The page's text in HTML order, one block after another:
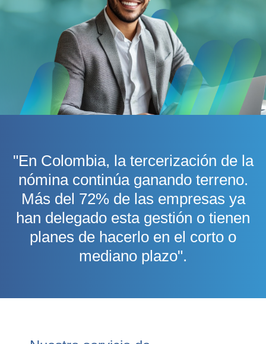
"En Colombia, la tercerización de la
nómina continúa ganando terreno.
Más del 72% de las empresas ya
han delegado esta gestión o tienen
planes de hacerlo en el corto o
mediano plazo".